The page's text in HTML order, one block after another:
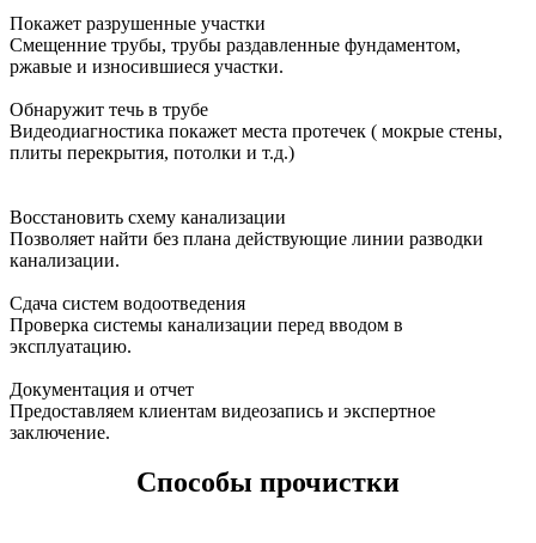
Покажет разрушенные участки
Смещенние трубы, трубы раздавленные фундаментом,
ржавые и износившиеся участки.
Обнаружит течь в трубе
Видеодиагностика покажет места протечек ( мокрые стены,
плиты перекрытия, потолки и т.д.)
Восстановить схему канализации
Позволяет найти без плана действующие линии разводки
канализации.
Сдача систем водоотведения
Проверка системы канализации перед вводом в
эксплуатацию.
Документация и отчет
Предоставляем клиентам видеозапись и экспертное
заключение.
Способы прочистки